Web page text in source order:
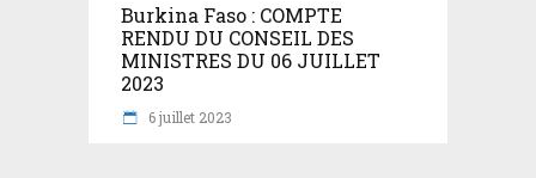
Burkina Faso : COMPTE
RENDU DU CONSEIL DES
MINISTRES DU 06 JUILLET
2023
6 juillet 2023